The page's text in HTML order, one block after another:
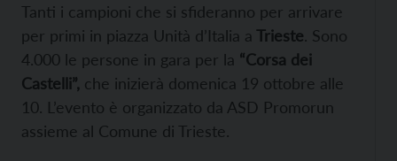
Tanti i campioni che si sfideranno per arrivare
per primi in piazza Unità d’Italia a Trieste. Sono
4.000 le persone in gara per la “Corsa dei
Castelli”, che inizierà domenica 19 ottobre alle
10. L’evento è organizzato da ASD Promorun
assieme al Comune di Trieste.